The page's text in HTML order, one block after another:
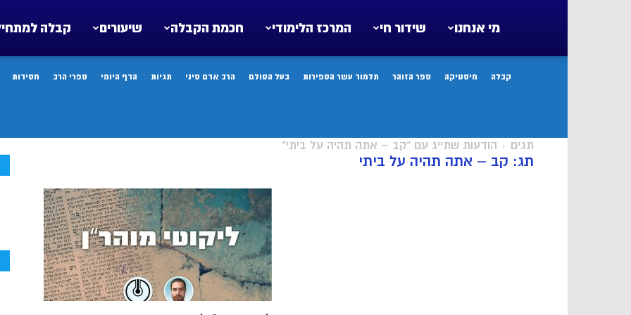
קבלה שיעורים חכמת הקבלה המרכז הלימודי שידור חי מי אנחנו
קבלה מיסטיקה ספר הזוהר תלמוד עשר הספירות בעל הסולם הרב אדם סיני תגיות הדף היומי ספרי הרב חסידות
תגים הודעות שתייג עם "קב – אתה תהיה על ביתי"
תג: קב – אתה תהיה על ביתי